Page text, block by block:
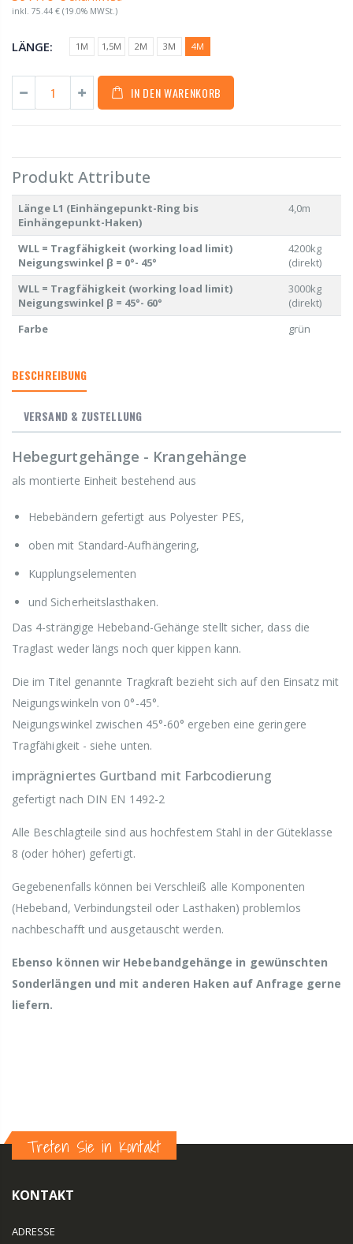
inkl. 75.44 € (19.0% MWSt.)
LÄNGE: 1M 1,5M 2M 3M 4M
IN DEN WARENKORB
Produkt Attribute
Länge L1 (Einhängepunkt-Ring bis
Einhängepunkt-Haken)
4,0m
WLL = Tragfähigkeit (working load limit)
Neigungswinkel β = 0°- 45°
4200kg
(direkt)
WLL = Tragfähigkeit (working load limit)
Neigungswinkel β = 45°- 60°
3000kg
(direkt)
Farbe
grün
BESCHREIBUNG
VERSAND & ZUSTELLUNG
Hebegurtgehänge - Krangehänge
als montierte Einheit bestehend aus
Hebebändern gefertigt aus Polyester PES,
oben mit Standard-Aufhängering,
Kupplungselementen
und Sicherheitslasthaken.
Das 4-strängige Hebeband-Gehänge stellt sicher, dass die
Traglast weder längs noch quer kippen kann.
Die im Titel genannte Tragkraft bezieht sich auf den Einsatz mit
Neigungswinkeln von 0°-45°.
Neigungswinkel zwischen 45°-60° ergeben eine geringere
Tragfähigkeit - siehe unten.
imprägniertes Gurtband mit Farbcodierung
gefertigt nach DIN EN 1492-2
Alle Beschlagteile sind aus hochfestem Stahl in der Güteklasse
8 (oder höher) gefertigt.
Gegebenenfalls können bei Verschleiß alle Komponenten
(Hebeband, Verbindungsteil oder Lasthaken) problemlos
nachbeschafft und ausgetauscht werden.
Ebenso können wir Hebebandgehänge in gewünschten
Sonderlängen und mit anderen Haken auf Anfrage gerne
liefern.
Treten Sie in Kontakt
KONTAKT
ADRESSE